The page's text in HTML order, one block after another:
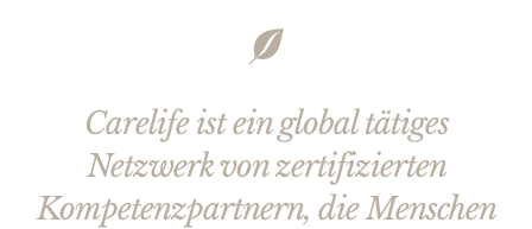
Carelife ist ein global tätiges
Netzwerk von zertifizierten
Kompetenzpartnern, die Menschen